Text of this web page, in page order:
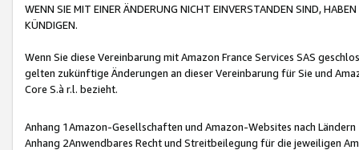
WENN SIE MIT EINER ÄNDERUNG NICHT EINVERSTANDEN SIND,
KÜNDIGEN.
Wenn Sie diese Vereinbarung mit Amazon France Services SAS
gelten zukünftige Änderungen an dieser Vereinbarung für Sie und
Core S.à r.l. bezieht.
Anhang 1Amazon-Gesellschaften und Amazon-Websites nach Ländern
Anhang 2Anwendbares Recht und Streitbeilegung für die jeweiligen